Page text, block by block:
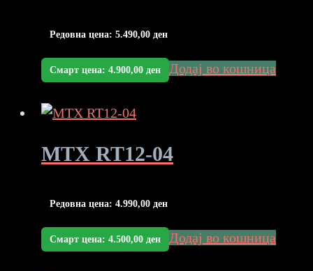
Редовна цена: 5.490,00 ден
Смарт цена: 4.900,00 ден Додај во кошница
MTX RT12-04
Редовна цена: 4.990,00 ден
Смарт цена: 4.500,00 ден Додај во кошница